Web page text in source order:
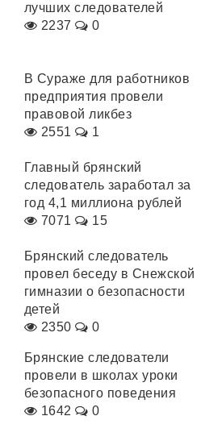
лучших следователей
2237
0
В Сураже для работников
предприятия провели
правовой ликбез
2551
1
Главный брянский
следователь заработал за
год 4,1 миллиона рублей
7071
15
Брянский следователь
провел беседу в Снежской
гимназии о безопасности
детей
2350
0
Брянские следователи
провели в школах уроки
безопасного поведения
1642
0